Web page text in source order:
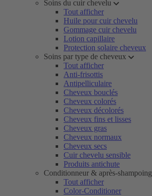
Soins du cuir chevelu
Tout afficher
Huile pour cuir chevelu
Gommage cuir chevelu
Lotion capillaire
Protection solaire cheveux
Soins par type de cheveux
Tout afficher
Anti-frisottis
Antipelliculaire
Cheveux bouclés
Cheveux colorés
Cheveux décolorés
Cheveux fins et lisses
Cheveux gras
Cheveux normaux
Cheveux secs
Cuir chevelu sensible
Produits antichute
Conditionneur & après-shampoing
Tout afficher
Color-Conditioner